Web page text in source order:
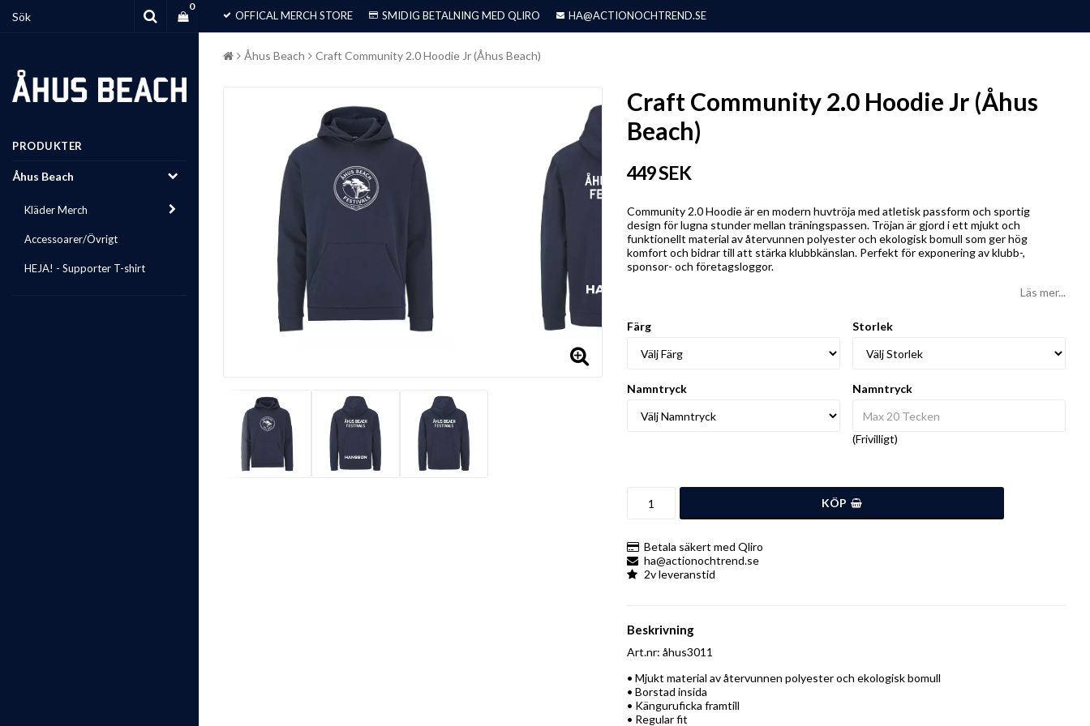
OFFICAL MERCH STORE SMIDIG BETALNING MED QLIRO HA@ACTIONOCHTREND.SE
0
PRODUKTER
Åhus Beach
Kläder Merch
Accessoarer/Övrigt
HEJA! - Supporter T-shirt
Åhus Beach Craft Community 2.0 Hoodie Jr (Åhus Beach)
Craft Community 2.0 Hoodie Jr (Åhus
Beach)
449 SEK
Community 2.0 Hoodie är en modern huvtröja med atletisk passform och sportig
design för lugna stunder mellan träningspassen. Tröjan är gjord i ett mjukt och
funktionellt material av återvunnen polyester och ekologisk bomull som ger hög
komfort och bidrar till att stärka klubbkänslan. Perfekt för exponering av klubb-,
sponsor- och företagsloggor.
Läs mer...
Färg Storlek
Namntryck Namntryck
(Frivilligt)
KÖP
Betala säkert med Qliro
ha@actionochtrend.se
2v leveranstid
Beskrivning
Art.nr: åhus3011
• Mjukt material av återvunnen polyester och ekologisk bomull
• Borstad insida
• Känguruficka framtill
• Regular fit